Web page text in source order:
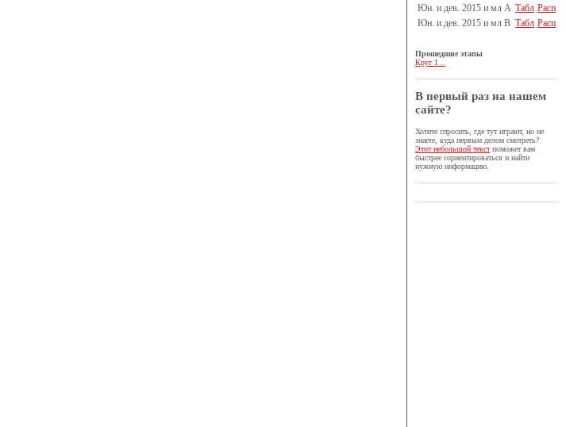
Юн. и дев. 2015 и мл A Табл Расп
Юн. и дев. 2015 и мл B Табл Расп
Прошедшие этапы
Круг 1 ..
В первый раз на нашем
сайте?
Хотите спросить, где тут играют, но не
знаете, куда первым делом смотреть?
Этот небольшой текстпоможет вам
быстрее сориентироваться и найти
нужную информацию.